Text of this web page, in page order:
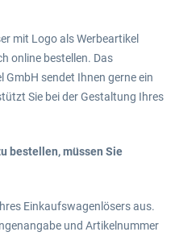
mit Logo als Werbeartikel
online bestellen. Das
sendet Ihnen gerne ein
Sie bei der Gestaltung Ihres
bestellen, müssen Sie
Einkaufswagenlösers aus.
und Artikelnummer